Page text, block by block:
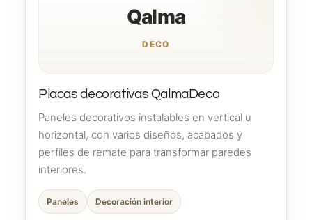
Qalma
DECO
Placas decorativas QalmaDeco
Paneles decorativos instalables en vertical u
horizontal, con varios diseños, acabados y
perfiles de remate para transformar paredes
interiores.
Paneles Decoración interior